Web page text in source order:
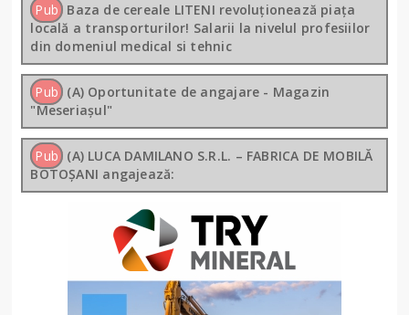
Pub Baza de cereale LITENI revoluționează piața
locală a transporturilor! Salarii la nivelul profesiilor
din domeniul medical si tehnic
Pub (A) Oportunitate de angajare - Magazin
"Meseriașul"
Pub (A) LUCA DAMILANO S.R.L. – FABRICA DE MOBILĂ
BOTOȘANI angajează: